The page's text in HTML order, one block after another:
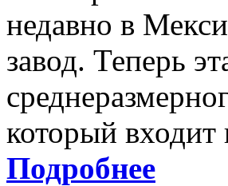
недавно в
завод. Теперь
который входит
Подробнее